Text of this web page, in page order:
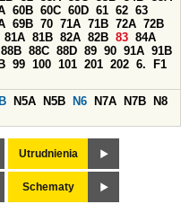
60B 60C 60D 61 62 63
69B 70 71A 71B 72A 72B
81A 81B 82A 82B 83 84A
88B 88C 88D 89 90 91A 91B
99 100 101 201 202 6.
F1
N5A N5B N6 N7A N7B
N8
Utrudnienia
Schematy